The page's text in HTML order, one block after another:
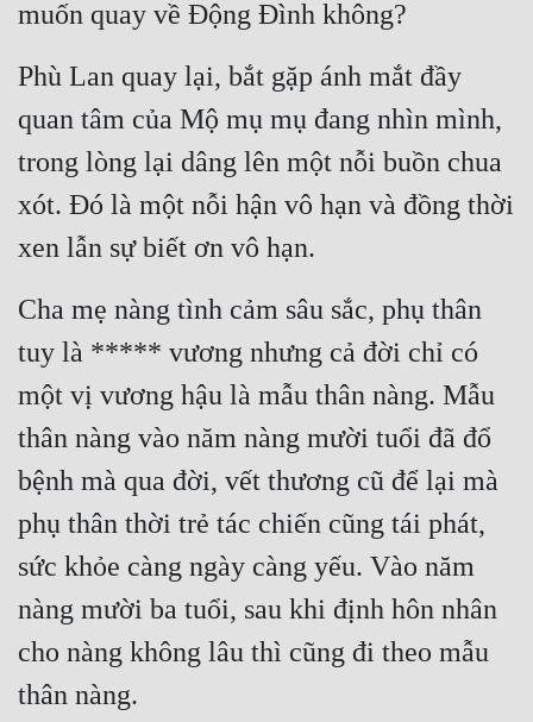
Ngôn Tình
Ngược
Quan Trường
Quân Sự
Sảng Văn
Sắc
Sủng
Thanh Xuân
Tiên Hiệp
muốn quay về Động Đình không?
Phù Lan quay lại, bắt gặp ánh mắt đầy
quan tâm của Mộ mụ mụ đang nhìn mình,
trong lòng lại dâng lên một nỗi buồn chua
xót. Đó là một nỗi hận vô hạn và đồng thời
xen lẫn sự biết ơn vô hạn.
Cha mẹ nàng tình cảm sâu sắc, phụ thân
tuy là ***** vương nhưng cả đời chỉ có
một vị vương hậu là mẫu thân nàng. Mẫu
thân nàng vào năm nàng mười tuổi đã đổ
bệnh mà qua đời, vết thương cũ để lại mà
phụ thân thời trẻ tác chiến cũng tái phát,
sức khỏe càng ngày càng yếu. Vào năm
nàng mười ba tuổi, sau khi định hôn nhân
cho nàng không lâu thì cũng đi theo mẫu
thân nàng.